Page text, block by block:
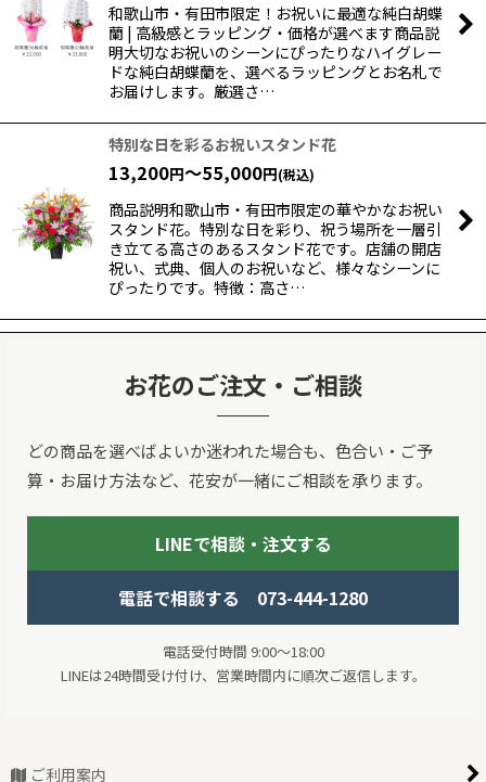
和歌山市・有田市限定！お祝いに最適な純白胡蝶
蘭 | 高級感とラッピング・価格が選べます商品説
明大切なお祝いのシーンにぴったりなハイグレー
ドな純白胡蝶蘭を、選べるラッピングとお名札で
お届けします。厳選さ…
特別な日を彩るお祝いスタンド花
13,200円～55,000円(税込)
商品説明和歌山市・有田市限定の華やかなお祝い
スタンド花。特別な日を彩り、祝う場所を一層引
き立てる高さのあるスタンド花です。店舗の開店
祝い、式典、個人のお祝いなど、様々なシーンに
ぴったりです。特徴：高さ…
お花のご注文・ご相談
どの商品を選べばよいか迷われた場合も、色合い・ご予
算・お届け方法など、花安が一緒にご相談を承ります。
LINEで相談・注文する
電話で相談する 073-444-1280
電話受付時間 9:00～18:00
LINEは24時間受け付け、営業時間内に順次ご返信します。
ご利用案内